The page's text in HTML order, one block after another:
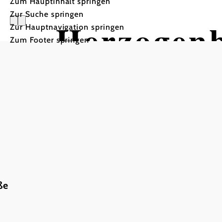
Zur Suche springen
Zur Hauptnavigation springen
Zum Footer springen